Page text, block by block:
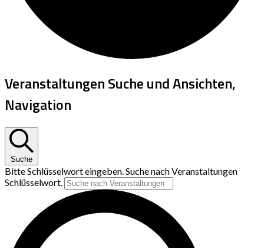
Veranstaltungen Suche und Ansichten,
Navigation
Suche
Bitte Schlüsselwort eingeben. Suche nach Veranstaltungen
Schlüsselwort.